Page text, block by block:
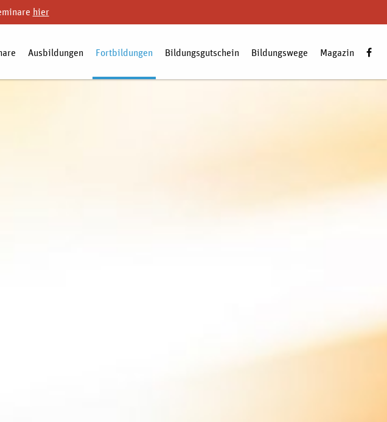
hier
Ausbildungen Fortbildungen Bildungsgutschein Bildungswege Magazin